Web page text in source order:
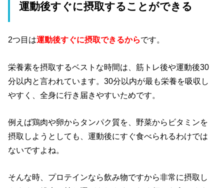
運動後すぐに摂取することができる
2つ目は運動後すぐに摂取できるからです。
栄養素を摂取するベストな時間は、筋トレ後や運動後30
分以内と言われています。30分以内が最も栄養を吸収し
やすく、全身に行き届きやすいためです。
例えば鶏肉や卵からタンパク質を、野菜からビタミンを
摂取しようとしても、運動後にすぐ食べられるわけでは
ないですよね。
そんな時、プロテインなら飲み物ですから非常に摂取し